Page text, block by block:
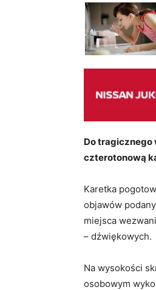
Do tragicznego
czterotonową
Karetka
objawów
miejsca
– dźwiękowych.
Na wysokości
osobowym